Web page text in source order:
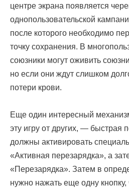
центре экрана появляется
однопользовательской
после которого необходимо
точку сохранения. В
союзники могут оживить
но если они ждут слишком
потери крови.
Еще один интересный
эту игру от других, — быстрая
должны активировать
«Активная перезарядка», а
«Перезарядка». Затем в
нужно нажать еще одну